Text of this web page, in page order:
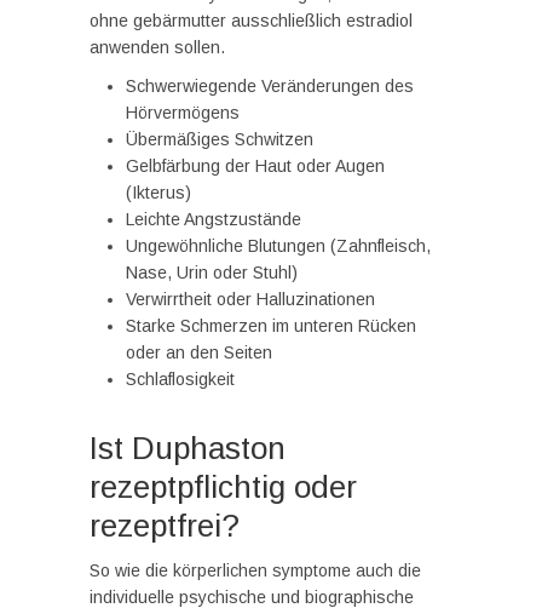
ohne gebärmutter ausschließlich estradiol
anwenden sollen.
Schwerwiegende Veränderungen des
Hörvermögens
Übermäßiges Schwitzen
Gelbfärbung der Haut oder Augen
(Ikterus)
Leichte Angstzustände
Ungewöhnliche Blutungen (Zahnfleisch,
Nase, Urin oder Stuhl)
Verwirrtheit oder Halluzinationen
Starke Schmerzen im unteren Rücken
oder an den Seiten
Schlaflosigkeit
Ist Duphaston
rezeptpflichtig oder
rezeptfrei?
So wie die körperlichen symptome auch die
individuelle psychische und biographische